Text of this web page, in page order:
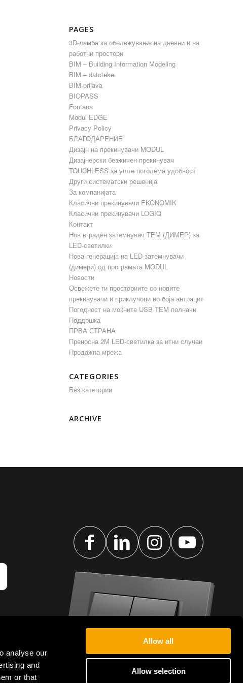
analyse our
and
or that
Allow all
Allow selection
PAGES
3D-ламба за обележување на дневни и на
работни простори
BIM – Building Information Modeling
BIM – datoteke
BIM-prijava
BIOPASS
Fontana
Modul EDGE
Privacy Policy
БЛАГОДАРЕНИЕ
Дизајн на прекинувачи MODUL
Дизајнерски безжичен прекинувач
TOUCHLESS за уште поголема удобност
Други систематски решенија
За компанијата
Класични прекинувачи EKONOMIK
Класични прекинувачи LOGIQ
Контакт
Нов вграден затемнувач ТЕМ (ДИМЕР) за
LED-светилки
Нова генерација на LED-затемнувачи
(димери) од програмата MODUL
Новости
Освежете ги просториите со новите
прекинувачи и приклучоци во боја антрацит
Погодност на моќните USB TEM полначи
Поддршка
ПРВА СТРАНА
Преносна 2М LED-светилка за итни случаи
Продажна мрежа
CATEGORIES
Без категории
ARCHIVE